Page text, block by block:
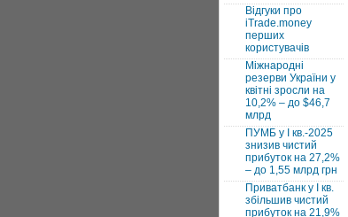
Відгуки про
iTrade.money
перших
користувачів
Міжнародні
резерви України у
квітні зросли на
10,2% – до $46,7
млрд
ПУМБ у I кв.-2025
знизив чистий
прибуток на 27,2%
– до 1,55 млрд грн
Приватбанк у І кв.
збільшив чистий
прибуток на 21,9%